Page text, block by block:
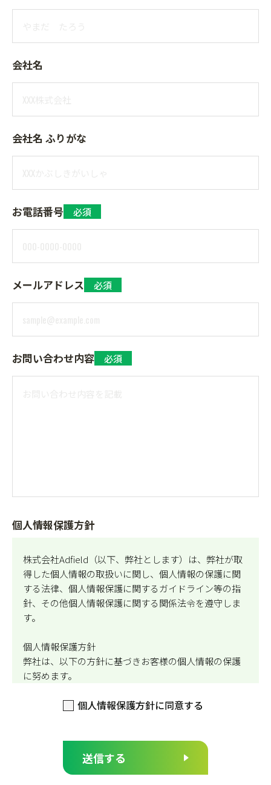
会社名
会社名 ふりがな
お電話番号 必須
メールアドレス 必須
お問い合わせ内容 必須
個人情報保護方針
株式会社Adfield（以下、弊社とします）は、弊社が取
得した個人情報の取扱いに関し、個人情報の保護に関
する法律、個人情報保護に関するガイドライン等の指
針、その他個人情報保護に関する関係法令を遵守しま
す。
個人情報保護方針
弊社は、以下の方針に基づきお客様の個人情報の保護
に努めます。
1．個人情報の収集と利用について
2．個人情報の管理と保護について
個人情報保護方針に同意する